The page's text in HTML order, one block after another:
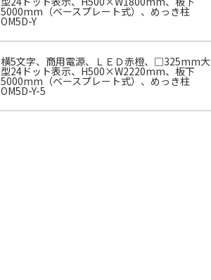
5000mm（ベースプレート式）、めっき柱
OM5D-Y
横5文字、商用電源、ＬＥＤ赤橙、□325mm大
型24ドット表示、H500×W2220mm、板下
5000mm（ベースプレート式）、めっき柱
OM5D-Y-5